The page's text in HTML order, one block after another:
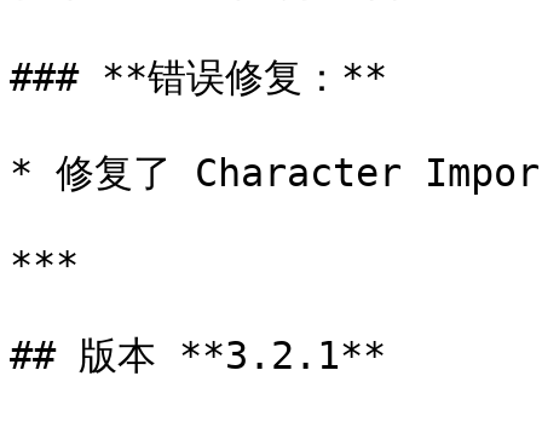
### **错误修复：**
* 修复了 Character
***
## 版本 **3.2.1**